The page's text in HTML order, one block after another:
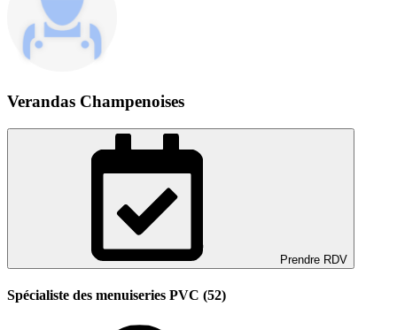
Verandas Champenoises
Prendre RDV
Spécialiste des menuiseries PVC (52)